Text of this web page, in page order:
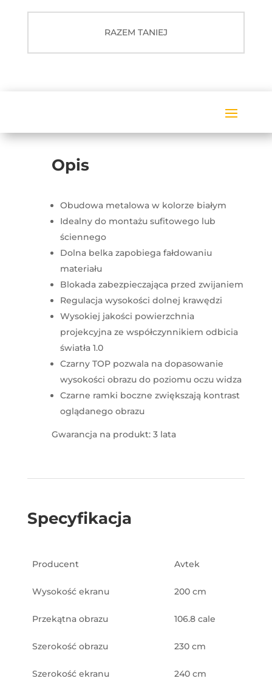
RAZEM TANIEJ
Opis
Obudowa metalowa w kolorze białym
Idealny do montażu sufitowego lub
ściennego
Dolna belka zapobiega fałdowaniu
materiału
Blokada zabezpieczająca przed zwijaniem
Regulacja wysokości dolnej krawędzi
Wysokiej jakości powierzchnia
projekcyjna ze współczynnikiem odbicia
światła 1.0
Czarny TOP pozwala na dopasowanie
wysokości obrazu do poziomu oczu widza
Czarne ramki boczne zwiększają kontrast
oglądanego obrazu
Gwarancja na produkt: 3 lata
Specyfikacja
Producent Avtek
Wysokość ekranu 200 cm
Przekątna obrazu 106.8 cale
Szerokość obrazu 230 cm
Szerokość ekranu 240 cm